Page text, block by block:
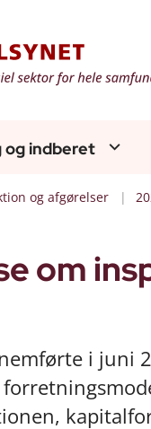
og indberet
og afgørelser
om
i juni